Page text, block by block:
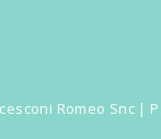
Romeo Snc |